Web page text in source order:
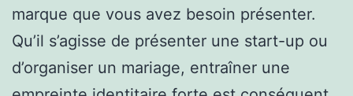
marque que vous avez besoin présenter.
Qu’il s’agisse de présenter une start-up ou
d’organiser un mariage, entraîner une